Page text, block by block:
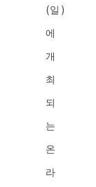
(일)
에
개
최
되
는
온
라